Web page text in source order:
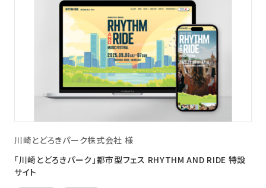
川崎とどろきパーク株式会社 様
「川崎とどろきパーク」都市型フェス RHYTHM AND RIDE 特設
サイト